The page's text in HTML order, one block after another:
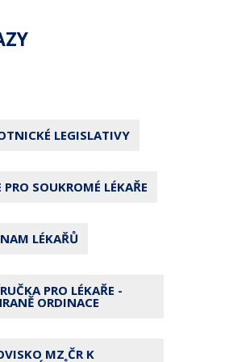
LEGISLATIVY
SOUKROMÉ LÉKAŘE
LÉKAŘŮ
PRO LÉKAŘE -
ORDINACE
MZ ČR K